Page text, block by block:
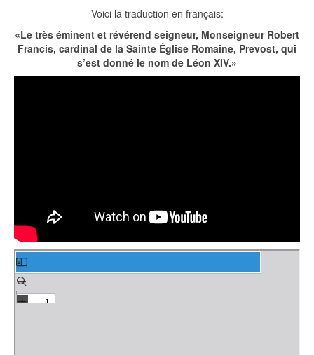
Voici la traduction en français:
«Le très éminent et révérend seigneur, Monseigneur Robert
Francis, cardinal de la Sainte Église Romaine, Prevost, qui
s’est donné le nom de Léon XIV.»